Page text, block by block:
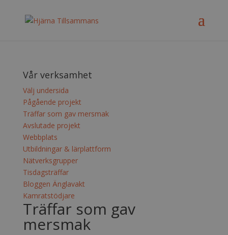
Vår verksamhet
Välj undersida
Pågående projekt
Träffar som gav mersmak
Avslutade projekt
Webbplats
Utbildningar & lärplattform
Nätverksgrupper
Tisdagsträffar
Bloggen Änglavakt
Kamratstödjare
Träffar som gav
mersmak